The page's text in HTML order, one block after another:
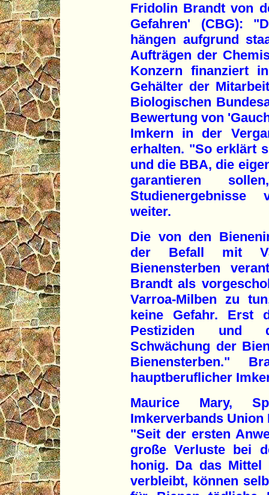
Fridolin Brandt von
Gefahren' (CBG):
hängen aufgrund
Aufträgen der
Konzern finanziert
Gehälter der
Biologischen
Bewertung von
Imkern in der
erhalten. "So erklärt
und die BBA, die
garantieren
weiter.
Die von den
der Befall mit
Bienensterben
Brandt als
Varroa-Milben zu
keine Gefahr. Erst
Pestiziden und
Schwächung der
Bienensterben."
hauptberuflicher
Maurice Mary,
Imkerverbands Union
"Seit der ersten
große Verluste bei
honig. Da das
verbleibt, können